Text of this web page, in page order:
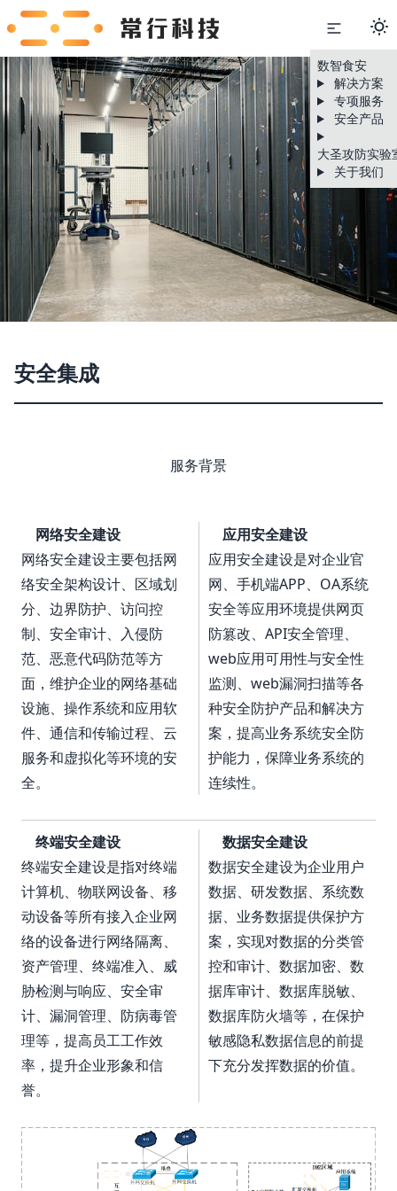
数智食安
解决方案
专项服务
安全产品
大圣攻防实验
关于我们
安全集成
服务背景
网络安全建设
网络安全建设主要包括网
络安全架构设计、区域划
分、边界防护、访问控
制、安全审计、入侵防
范、恶意代码防范等方
面，维护企业的网络基础
设施、操作系统和应用软
件、通信和传输过程、云
服务和虚拟化等环境的安
全。
应用安全建设
应用安全建设是对企业官
网、手机端APP、OA系统
安全等应用环境提供网页
防篡改、API安全管理、
web应用可用性与安全性
监测、web漏洞扫描等各
种安全防护产品和解决方
案，提高业务系统安全防
护能力，保障业务系统的
连续性。
终端安全建设
终端安全建设是指对终端
计算机、物联网设备、移
动设备等所有接入企业网
络的设备进行网络隔离、
资产管理、终端准入、威
胁检测与响应、安全审
计、漏洞管理、防病毒管
理等，提高员工工作效
率，提升企业形象和信
誉。
数据安全建设
数据安全建设为企业用户
数据、研发数据、系统数
据、业务数据提供保护方
案，实现对数据的分类管
控和审计、数据加密、数
据库审计、数据库脱敏、
数据库防火墙等，在保护
敏感隐私数据信息的前提
下充分发挥数据的价值。